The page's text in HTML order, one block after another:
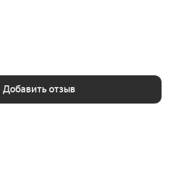
пар. Однокомнатные квартиры
44,2 м² предлагают простор и
и трёхкомнатные квартиры
больше пространства.
Добавить отзыв